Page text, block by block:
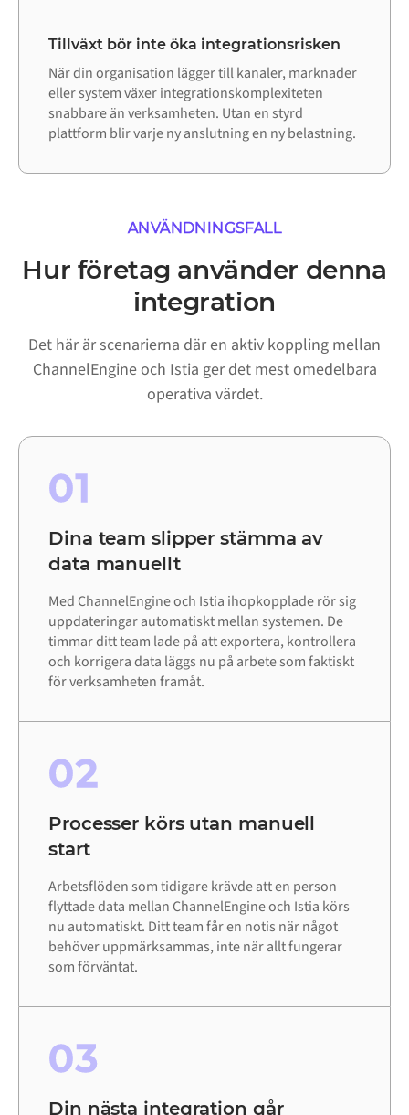
Tillväxt bör inte öka integrationsrisken
När din organisation lägger till kanaler, marknader
eller system växer integrationskomplexiteten
snabbare än verksamheten. Utan en styrd
plattform blir varje ny anslutning en ny belastning.
ANVÄNDNINGSFALL
Hur företag använder denna
integration
Det här är scenarierna där en aktiv koppling mellan
ChannelEngine och Istia ger det mest omedelbara
operativa värdet.
01
Dina team slipper stämma av
data manuellt
Med ChannelEngine och Istia ihopkopplade rör sig
uppdateringar automatiskt mellan systemen. De
timmar ditt team lade på att exportera, kontrollera
och korrigera data läggs nu på arbete som faktiskt
för verksamheten framåt.
02
Processer körs utan manuell
start
Arbetsflöden som tidigare krävde att en person
flyttade data mellan ChannelEngine och Istia körs
nu automatiskt. Ditt team får en notis när något
behöver uppmärksammas, inte när allt fungerar
som förväntat.
03
Din nästa integration går